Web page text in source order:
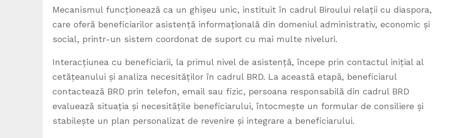
Mecanismul funcționează ca un ghișeu unic, instituit în cadrul Biroului relații cu diaspora,
care oferă beneficiarilor asistență informațională din domeniul administrativ, economic și
social, printr-un sistem coordonat de suport cu mai multe niveluri.
Interacțiunea cu beneficiarii, la primul nivel de asistență, începe prin contactul inițial al
cetățeanului și analiza necesităților în cadrul BRD. La această etapă, beneficiarul
contactează BRD prin telefon, email sau fizic, persoana responsabilă din cadrul BRD
evaluează situația și necesitățile beneficiarului, întocmește un formular de consiliere și
stabilește un plan personalizat de revenire și integrare a beneficiarului.